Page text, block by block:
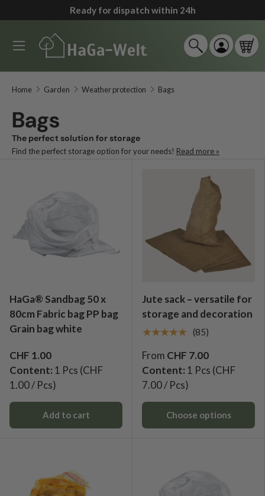
Zum Inhalt springen
Zum Menü springen
Fußzeile springen
Barrierefreiheits-Widget öffnen
Skip to content
Ready for dispatch within 24h
Search
SearchLog in
Menu
Home Garden Weather protection Bags
Bags
The perfect solution for storage
Find the perfect storage option for your needs! Read more »
HaGa® Sandbag 50 x
80cm Fabric bag PP bag
Grain bag white
CHF 1.00
Content: 1 Pcs (CHF
1.00 / Pcs)
Add to cart
Jute sack – versatile for
storage and decoration
★★★★★
(85)
From CHF 7.00
Content: 1 Pcs (CHF
7.00 / Pcs)
Choose options